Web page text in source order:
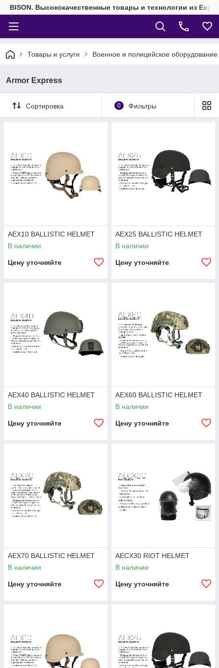
BISON. Высококачественные товары и технологии из
Товары и услуги Военное и полицейское
Armor Express
Сортировка 0 Фильтры
AEX10 BALLISTIC HELMET
В наличии
Цену уточняйте
AEX25 BALLISTIC HELMET
В наличии
Цену уточняйте
AEX40 BALLISTIC HELMET
В наличии
Цену уточняйте
AEX60 BALLISTIC HELMET
В наличии
Цену уточняйте
AEX70 BALLISTIC HELMET
В наличии
Цену уточняйте
AECX30 RIOT HELMET
В наличии
Цену уточняйте